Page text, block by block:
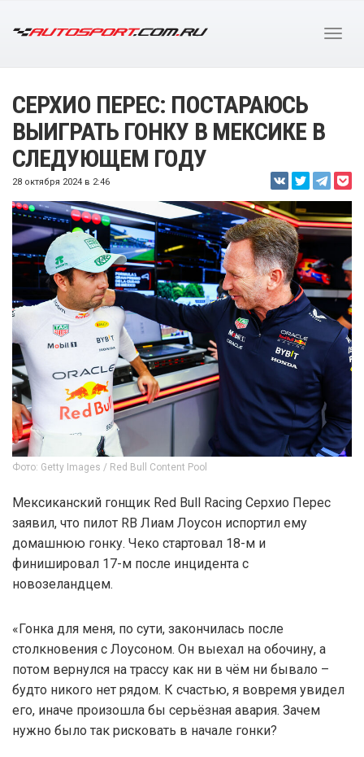
СЕРХИО ПЕРЕС: ПОСТАРАЮСЬ
ВЫИГРАТЬ ГОНКУ В МЕКСИКЕ В
СЛЕДУЮЩЕМ ГОДУ
28 октября 2024 в 2:46
Фото: Getty Images / Red Bull Content Pool
Мексиканский гонщик Red Bull Racing Серхио Перес
заявил, что пилот RB Лиам Лоусон испортил ему
домашнюю гонку. Чеко стартовал 18-м и
финишировал 17-м после инцидента с
новозеландцем.
«Гонка для меня, по сути, закончилась после
столкновения с Лоусоном. Он выехал на обочину, а
потом вернулся на трассу как ни в чём ни бывало –
будто никого нет рядом. К счастью, я вовремя увидел
его, иначе произошла бы серьёзная авария. Зачем
нужно было так рисковать в начале гонки?